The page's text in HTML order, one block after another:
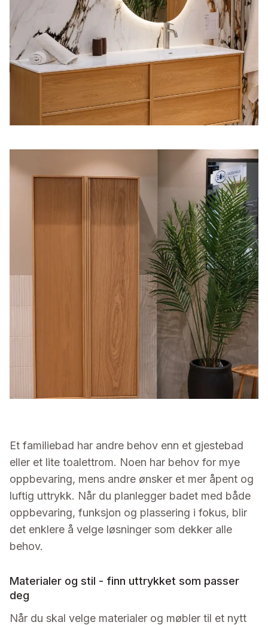
Et familiebad har andre behov enn et gjestebad
eller et lite toalettrom. Noen har behov for mye
oppbevaring, mens andre ønsker et mer åpent og
luftig uttrykk. Når du planlegger badet med både
oppbevaring, funksjon og plassering i fokus, blir
det enklere å velge løsninger som dekker alle
behov.
Materialer og stil - finn uttrykket som passer
deg
Når du skal velge materialer og møbler til et nytt